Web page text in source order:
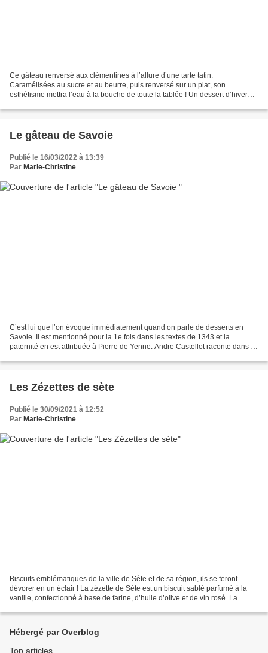
Ce gâteau renversé aux clémentines à l’allure d’une tarte tatin.
Caramélisées au sucre et au beurre, puis renversé sur un plat, son
esthétisme mettra l’eau à la bouche de toute la tablée ! Un dessert d’hiver
Le gâteau de Savoie
Publié le 16/03/2022 à 13:39
Par Marie-Christine
C’est lui que l’on évoque immédiatement quand on parle de desserts en
Savoie. Il est mentionné pour la 1e fois dans les textes de 1343 et la
paternité en est attribuée à Pierre de Yenne. Andre Castellot raconte dans «
Les Zézettes de sète
Publié le 30/09/2021 à 12:52
Par Marie-Christine
Biscuits emblématiques de la ville de Sète et de sa région, ils se feront
dévorer en un éclair ! La zézette de Sète est un biscuit sablé parfumé à la
vanille, confectionné à base de farine, d’huile d’olive et de vin rosé. La
Hébergé par Overblog
Top articles